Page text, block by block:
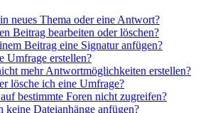
neues Thema oder eine Antwort?
Beitrag bearbeiten oder löschen?
Beitrag eine Signatur anfügen?
Umfrage erstellen?
mehr Antwortmöglichkeiten erstellen?
lösche ich eine Umfrage?
bestimmte Foren nicht zugreifen?
keine Dateianhänge anfügen?